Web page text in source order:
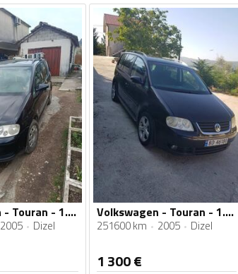
Volkswagen - Touran - 1.9 TDI
2005 Dizel
Volkswagen - Touran - 1.9 TDI
251600 km 2005 Dizel
1 300€